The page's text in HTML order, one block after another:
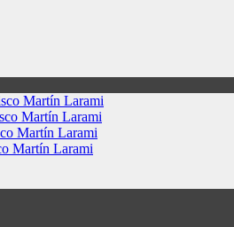
Martín Larami
Martín Larami
Martín Larami
Martín Larami